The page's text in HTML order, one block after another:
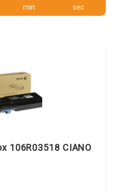
min sec
106R03518 CIANO